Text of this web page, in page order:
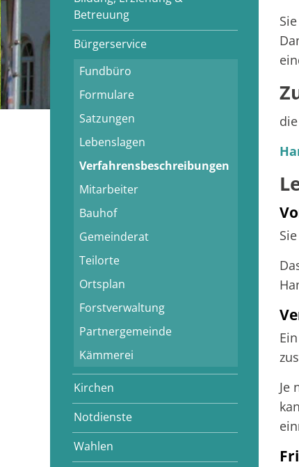
Betreuung
Bürgerservice
Fundbüro
Formulare
Satzungen
Lebenslagen
Verfahrensbeschreibungen
Mitarbeiter
Bauhof
Gemeinderat
Teilorte
Ortsplan
Forstverwaltung
Partnergemeinde
Kämmerei
Kirchen
Notdienste
Wahlen
Je